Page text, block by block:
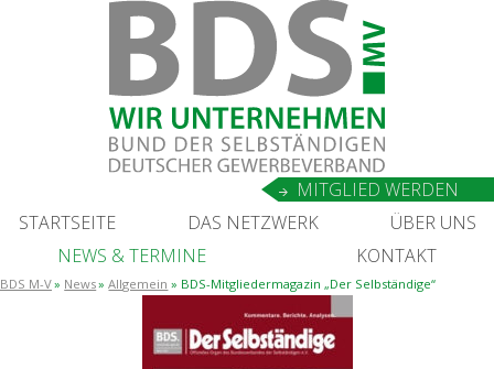
START­SEI­TE DAS NETZ­WERK
ÜBER UNS
NEWS &TERMINE KON­TAKT
MIT­GLIED WERDEN
BDS M-V News Allgemein BDS-Mit­glie­der­ma­ga­zin „Der Selbständige“